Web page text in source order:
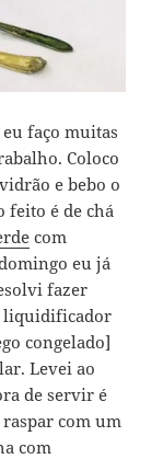
faço muitas
Coloco
e bebo o
feito é de chá
com
eu já
fazer
liquidificador
congelado]
Levei ao
de servir é
com um
com